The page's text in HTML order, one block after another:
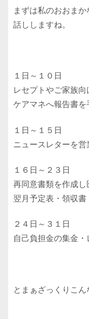
まずは私のおおま
話ししますね。
１日～１０日
レセプトやご家族向
ケアマネへ報告書を
１日～１５日
ニュースレターを
１６日～２３日
再同意書類を作成し
翌月予定表・領収
２４日～３１日
自己負担金の集金
とまぁざっくりこん